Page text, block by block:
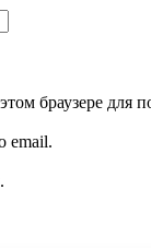
браузере
email.